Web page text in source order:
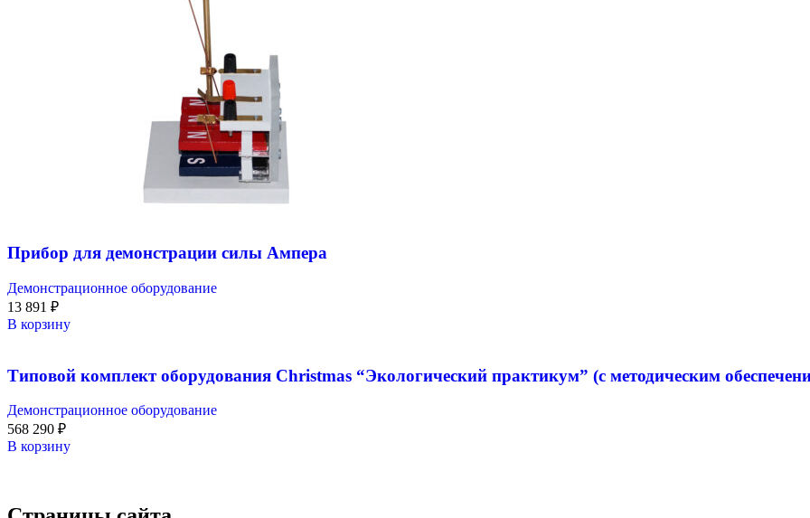
Прибор для демонстрации силы Ампера
Демонстрационное оборудование
13 891 ₽
В корзину
Типовой комплект оборудования Christmas “Экологический практикум” (с методическим
Демонстрационное оборудование
568 290 ₽
В корзину